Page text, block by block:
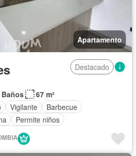
Apartamento
Destacado
Baños
67 m²
Vigilante
Barbecue
Permite niños
amoblar